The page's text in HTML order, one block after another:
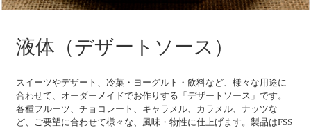
液体（デザートソース）
スイーツやデザート、冷菓・ヨーグルト・飲料など、様々な用途に
合わせて、オーダーメイドでお作りする「デザートソース」です。
各種フルーツ、チョコレート、キャラメル、カラメル、ナッツな
ど、ご要望に合わせて様々な、風味・物性に仕上げます。製品はFSS